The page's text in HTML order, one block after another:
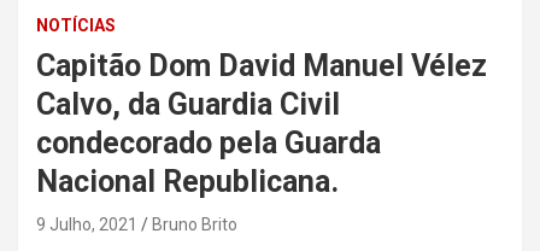
NOTÍCIAS
Capitão Dom David Manuel Vélez
Calvo, da Guardia Civil
condecorado pela Guarda
Nacional Republicana.
9 Julho, 2021 Bruno Brito